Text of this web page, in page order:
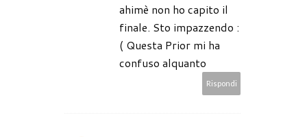
ahimè non ho capito il
finale. Sto impazzendo :
( Questa Prior mi ha
confuso alquanto
Rispondi